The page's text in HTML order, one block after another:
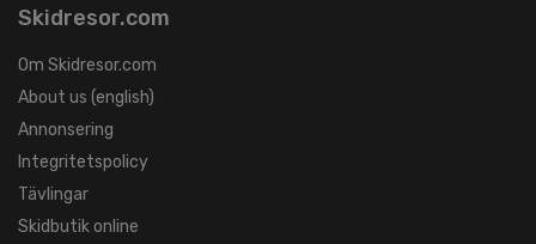
Skidresor.com
Om Skidresor.com
About us (english)
Annonsering
Integritetspolicy
Tävlingar
Skidbutik online